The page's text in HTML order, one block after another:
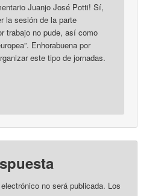
Juanjo José Potti! Sí,
la sesión de la parte
trabajo no pude, así como
Enhorabuena por
este tipo de jornadas.
no será publicada. Los